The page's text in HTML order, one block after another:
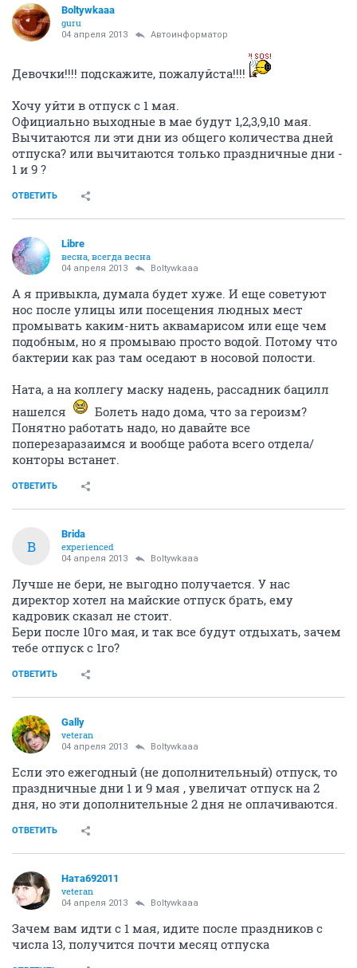
Boltywkaaa
guru
04 апреля 2013 Автоинформатор
Девочки!!!! подскажите, пожалуйста!!!!
Хочу уйти в отпуск с 1 мая.
Официально выходные в мае будут 1,2,3,9,10 мая.
Вычитаются ли эти дни из общего количества дней
отпуска? или вычитаются только праздничные дни -
1 и 9 ?
ОТВЕТИТЬ
Libre
весна, всегда весна
04 апреля 2013 Boltywkaaa
А я привыкла, думала будет хуже. И еще советуют
нос после улицы или посещения людных мест
промывать каким-нить аквамарисом или еще чем
подобным, но я промываю просто водой. Потому что
бактерии как раз там оседают в носовой полости.
Ната, а на коллегу маску надень, рассадник бацилл
нашелся
Болеть надо дома, что за героизм?
Понятно работать надо, но давайте все
поперезаразаимся и вообще работа всего отдела/
конторы встанет.
ОТВЕТИТЬ
B
Brida
experienced
04 апреля 2013 Boltywkaaa
Лучше не бери, не выгодно получается. У нас
директор хотел на майские отпуск брать, ему
кадровик сказал не стоит.
Бери после 10го мая, и так все будут отдыхать, зачем
тебе отпуск с 1го?
ОТВЕТИТЬ
Gally
veteran
04 апреля 2013 Boltywkaaa
Если это ежегодный (не дополнительный) отпуск, то
праздничные дни 1 и 9 мая , увеличат отпуск на 2
дня, но эти дополнительные 2 дня не оплачиваются.
ОТВЕТИТЬ
Ната692011
veteran
04 апреля 2013 Boltywkaaa
Зачем вам идти с 1 мая, идите после праздников с
числа 13, получится почти месяц отпуска